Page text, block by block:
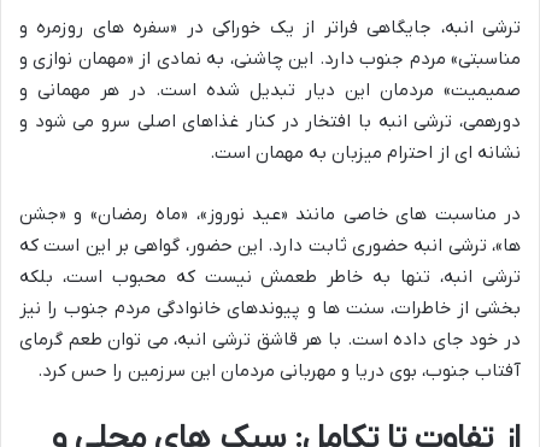
ترشی انبه، جایگاهی فراتر از یک خوراکی در «سفره های روزمره و
مناسبتی» مردم جنوب دارد. این چاشنی، به نمادی از «مهمان نوازی و
صمیمیت» مردمان این دیار تبدیل شده است. در هر مهمانی و
دورهمی، ترشی انبه با افتخار در کنار غذاهای اصلی سرو می شود و
نشانه ای از احترام میزبان به مهمان است.
در مناسبت های خاصی مانند «عید نوروز»، «ماه رمضان» و «جشن
ها»، ترشی انبه حضوری ثابت دارد. این حضور، گواهی بر این است که
ترشی انبه، تنها به خاطر طعمش نیست که محبوب است، بلکه
بخشی از خاطرات، سنت ها و پیوندهای خانوادگی مردم جنوب را نیز
در خود جای داده است. با هر قاشق ترشی انبه، می توان طعم گرمای
آفتاب جنوب، بوی دریا و مهربانی مردمان این سرزمین را حس کرد.